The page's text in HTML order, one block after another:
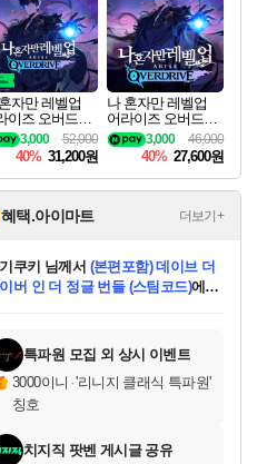
자만 레벨업
이즈 오버드라
디럭스 에디션
Leveling Arise
Deluxe Edi
52,000
3,000
40% 31,200원
나 혼자만 레벨업
어라이즈 오버드라
이브 Solo Leveling A
rise
46,000
3,000
40% 27,600원
혜택.아이마트 더보기+
첨되셨습니다.
쿠키 님께서 (본편포함) 데이브 더
버 인 더 정글 번들 (스팀코드)에
첨되셨습니다.
첨되셨습니다.
디션 (스팀코드)를 교환.
첨되셨습니다.
첨되셨습니다.
첨되셨습니다.
첨되셨습니다.
특파원 모집 외 상시 이벤트
3000이니 ·'리니지 클래식 특파원'
칭호
치지직 팟벤 게시글 공유